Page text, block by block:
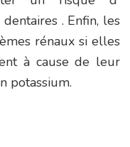
. Enfin, les
rénaux si elles
à cause de leur
potassium.